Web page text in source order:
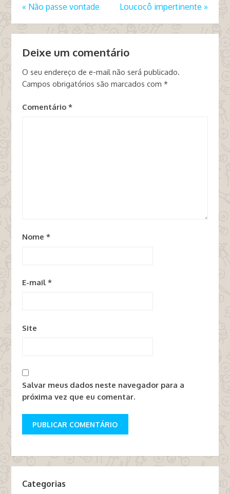
« Não passe vontade Loucocô impertinente »
Deixe um comentário
O seu endereço de e-mail não será publicado.
Campos obrigatórios são marcados com *
Comentário *
Nome *
E-mail *
Site
Salvar meus dados neste navegador para a
próxima vez que eu comentar.
Categorias